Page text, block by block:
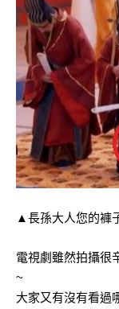
▲長孫大人您的褲
電視劇雖然拍攝很
~
大家又有沒有看過